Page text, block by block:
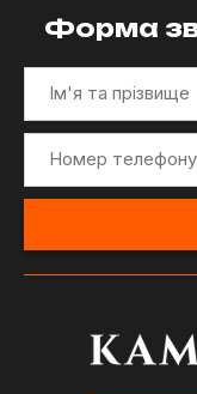
Форма